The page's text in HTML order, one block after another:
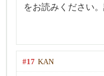
をお読みください
#17 KAN